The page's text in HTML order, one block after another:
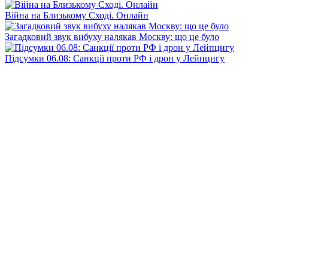
Війна на Близькому Сході. Онлайн
Загадковий звук вибуху налякав Москву: що це було
Підсумки 06.08: Санкції проти РФ і дрон у Лейпцигу